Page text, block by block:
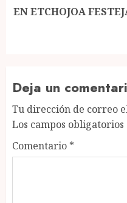
Next
EN ETCHOJOA
Deja un
Tu dirección de correo
Los campos
Comentario *